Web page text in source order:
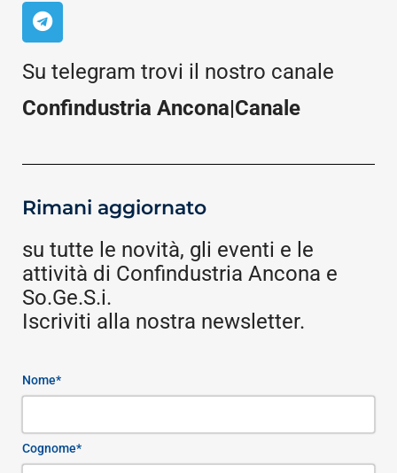
Su telegram trovi il nostro canale
Confindustria Ancona|Canale
Rimani aggiornato
su tutte le novità, gli eventi e le
attività di Confindustria Ancona e
So.Ge.S.i.
Iscriviti alla nostra newsletter.
Nome*
Cognome*